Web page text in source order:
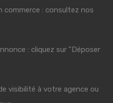
commerce : consultez nos
: cliquez sur "Déposer
visibilité à votre agence ou